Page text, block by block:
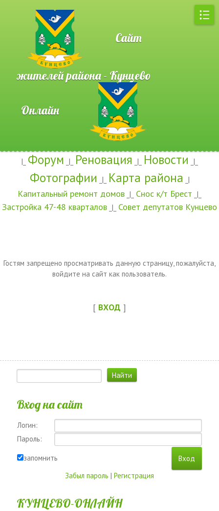
Сайт
жителей района - Кунцево
Онлайн
|_ Форум _|_ Реновация _|_ Новости _|_
Фотографии _|_ Карта района _|
Капитальный ремонт домов _|_ Снос к/т Брест _|_
Застройка 47-48 кварталов _|_ Совет депутатов Кунцево
Гостям запрещено просматривать данную страницу, пожалуйста,
войдите на сайт как пользователь.
[ ВХОД ]
Вход на сайт
Логин:
Пароль:
запомнить
Забыл пароль | Регистрация
КУНЦЕВО-ОНЛАЙН